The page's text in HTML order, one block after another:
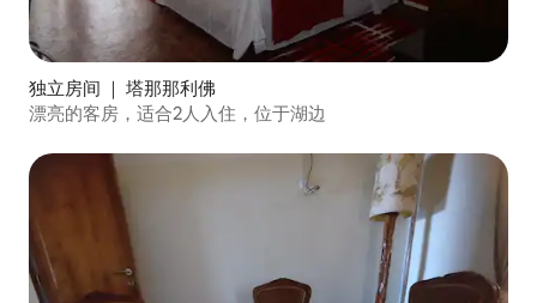
独立房间 ｜ 塔那那利佛
漂亮的客房，适合2人入住，位于湖边